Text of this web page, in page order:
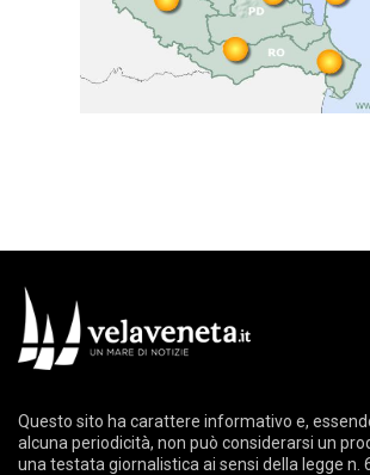
Questo sito ha carattere informativo e,
alcuna periodicità, non può considerarsi un
una testata giornalistica ai sensi della legge n.